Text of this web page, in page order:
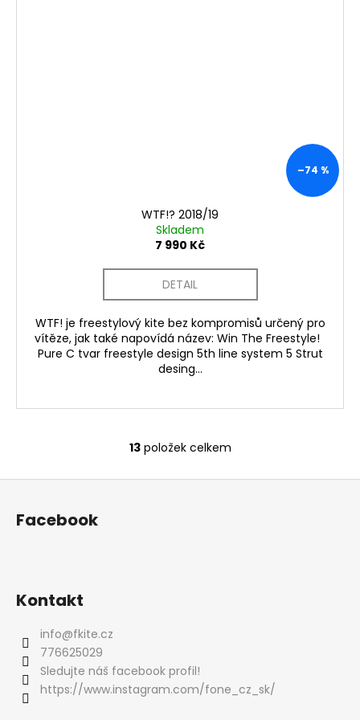
–74 %
WTF!? 2018/19
Skladem
7 990 Kč
DETAIL
WTF! je freestylový kite bez kompromisů určený pro
vítěze, jak také napovídá název: Win The Freestyle!
Pure C tvar freestyle design 5th line system 5 Strut
desing...
O
v
y
v
13položek celkem
Facebook
Kontakt
info@fkite.cz
776625029
Sledujte náš facebook profil!
https://www.instagram.com/fone_cz_sk/